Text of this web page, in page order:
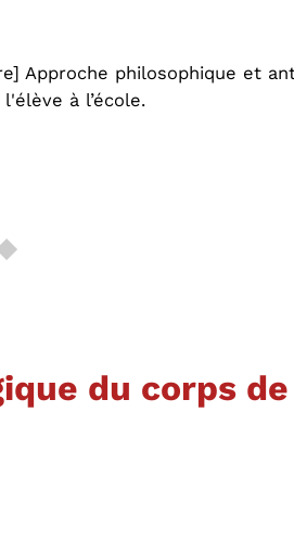
Approche philosophique et
à l’école.
du corps